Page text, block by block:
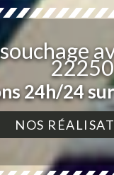
22250
24h/24
NOS